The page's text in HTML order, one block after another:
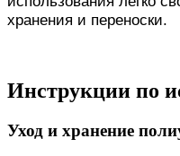
хранения и переноски.
Инструкции по
Уход и хранение